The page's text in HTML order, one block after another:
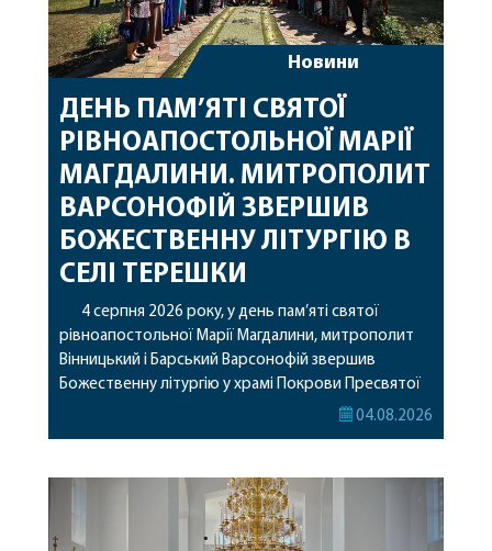
Новини
ДЕНЬ ПАМ’ЯТІ СВЯТОЇ
РІВНОАПОСТОЛЬНОЇ МАРІЇ
МАГДАЛИНИ. МИТРОПОЛИТ
ВАРСОНОФІЙ ЗВЕРШИВ
БОЖЕСТВЕННУ ЛІТУРГІЮ В
СЕЛІ ТЕРЕШКИ
4 серпня 2026 року, у день пам’яті святої
рівноапостольної Марії Магдалини, митрополит
Вінницький і Барський Варсонофій звершив
Божественну літургію у храмі Покрови Пресвятої
Богородиці села Терешки Барського благочиння.
рівноапостольної Марії Магдалини з часткою її
святих мощей, передана зі Святої Гори Афон.
Також для поклоніння вірянам […]
04.08.2026